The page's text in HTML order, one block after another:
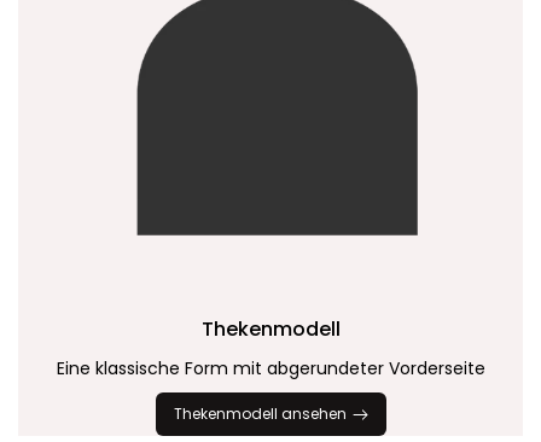
Thekenmodell
Eine klassische Form mit abgerundeter Vorderseite
Thekenmodell ansehen